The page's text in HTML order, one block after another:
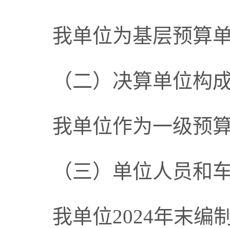
我单位为基层预算
（二）决算单位构
我单位作为一级预
（三）单位人员和
我单位2024年末编